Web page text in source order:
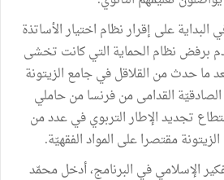
البدايةعلى إقرارنظام اختيارالأساتذة
برفض نظام الحماية التيكانت تخشى
ماحدثمن القلاقلفيجامع الزيتونة
الصادقيّة القدامىمنفرنسامنحاملي
تجديدالإطارالتربويفيعددمن
الزيتونةمقتصراعلى الموادالفقهيّة.
الإسلاميفي البرنامج،أدخلمحمّد